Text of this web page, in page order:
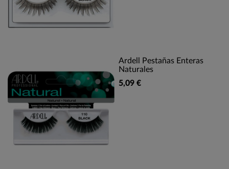
Ardell Pestañas Enteras
Naturales
5,09 €